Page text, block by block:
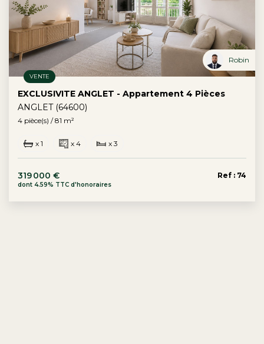
Robin
VENTE
EXCLUSIVITE ANGLET - Appartement 4 Pièces
ANGLET (64600)
4 pièce(s) / 81 m²
x 1 x 4 x 3
319 000 €
dont 4.59% TTC d'honoraires
Ref : 74